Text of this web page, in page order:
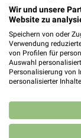
Wir und unsere
Website zu
Speichern von oder
Verwendung
von Profilen für
Auswahl
Personalisierung von
personalisierter
Kombinationen von
Verbesserung der
von Inhalten.
Daten können